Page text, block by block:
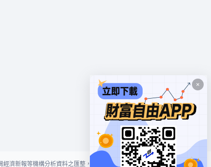
濟新報等機構分析資料之匯整，本網站對投資人買賣不作任何建議或暗